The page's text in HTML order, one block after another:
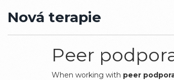
Nová terapie
Peer
When working with peer